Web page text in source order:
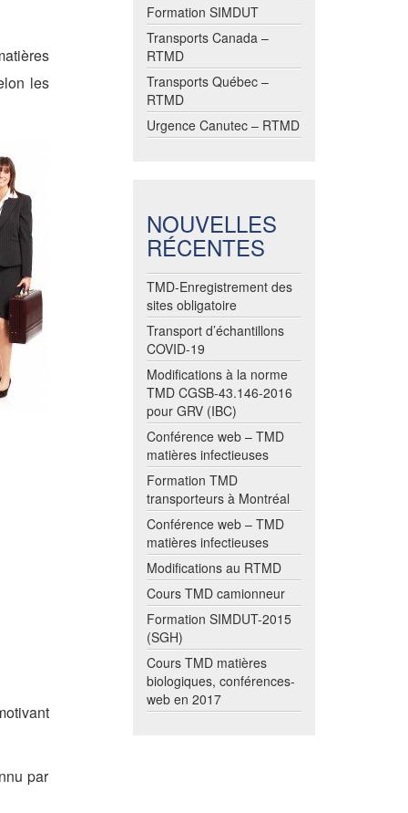
les
par
Formation SIMDUT
Transports Canada –
RTMD
Transports Québec –
RTMD
Urgence Canutec – RTMD
NOUVELLES
RÉCENTES
TMD-Enregistrement des
sites obligatoire
Transport d’échantillons
COVID-19
Modifications à la norme
TMD CGSB-43.146-2016
pour GRV (IBC)
Conférence web – TMD
matières infectieuses
Formation TMD
transporteurs à Montréal
Conférence web – TMD
matières infectieuses
Modifications au RTMD
Cours TMD camionneur
Formation SIMDUT-2015
(SGH)
Cours TMD matières
biologiques, conférences-
web en 2017